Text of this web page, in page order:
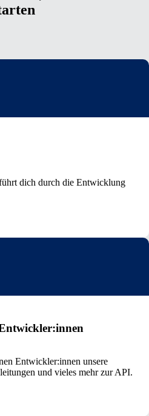
dich durch die Entwicklung
Entwickler:innen unsere
und vieles mehr zur API.